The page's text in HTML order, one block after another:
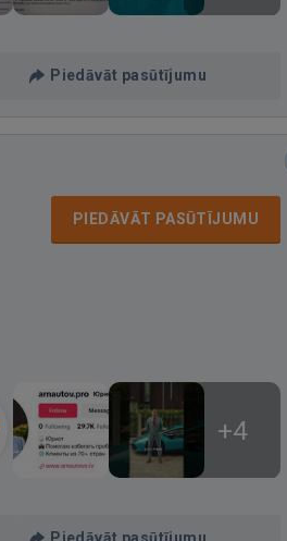
Piedāvāt pasūtījumu
PIEDĀVĀT PASŪTĪJUMU
+4